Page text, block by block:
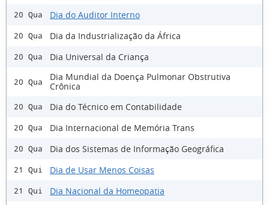
20 Qua Dia do Auditor Interno
20 Qua Dia da Industrialização da África
20 Qua Dia Universal da Criança
20 Qua
Dia Mundial da Doença Pulmonar Obstrutiva
Crônica
20 Qua Dia do Técnico em Contabilidade
20 Qua Dia Internacional de Memória Trans
20 Qua Dia dos Sistemas de Informação Geográfica
21 Qui Dia de Usar Menos Coisas
21 Qui Dia Nacional da Homeopatia